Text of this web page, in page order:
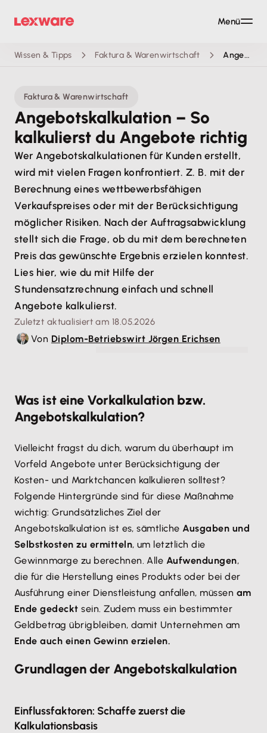
Wissen & Tipps Faktura & Warenwirtschaft Angebotskalkulation – So kalkulierst du Angebote richtig
Faktura & Warenwirtschaft
Angebotskalkulation – So
kalkulierst du Angebote richtig
Wer Angebotskalkulationen für Kunden erstellt,
wird mit vielen Fragen konfrontiert. Z. B. mit der
Berechnung eines wettbewerbsfähigen
Verkaufspreises oder mit der Berücksichtigung
möglicher Risiken. Nach der Auftragsabwicklung
stellt sich die Frage, ob du mit dem berechneten
Preis das gewünschte Ergebnis erzielen konntest.
Lies hier, wie du mit Hilfe der
Stundensatzrechnung einfach und schnell
Angebote kalkulierst.
Zuletzt aktualisiert am 18.05.2026
Von Diplom-Betriebswirt Jörgen Erichsen
© WavebreakMediaMicro - stock.adobe.com
Was ist eine Vorkalkulation bzw.
Angebotskalkulation?
Vielleicht fragst du dich, warum du überhaupt im
Vorfeld Angebote unter Berücksichtigung der
Kosten- und Marktchancen kalkulieren solltest?
Folgende Hintergründe sind für diese Maßnahme
wichtig: Grundsätzliches Ziel der
Angebotskalkulation ist es, sämtlicheAusgaben und
Selbstkosten zu ermitteln, um letztlich die
Gewinnmarge zu berechnen. Alle Aufwendungen,
die für die Herstellung eines Produkts oder bei der
Ausführung einer Dienstleistung anfallen, müssen am
Ende gedeckt sein. Zudem muss ein bestimmter
Geldbetrag übrigbleiben, damit Unternehmen am
Ende auch einen Gewinn erzielen.
Grundlagen der Angebotskalkulation
Einflussfaktoren: Schaffe zuerst die
Kalkulationsbasis
Menü